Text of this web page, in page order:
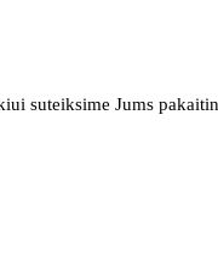
suteiksime Jums